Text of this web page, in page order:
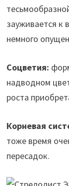
зауживается к
немного
Соцветия:
надводном
роста
Корневая
тоже время
пересадок.